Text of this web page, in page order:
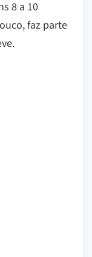
8 a 10
faz parte